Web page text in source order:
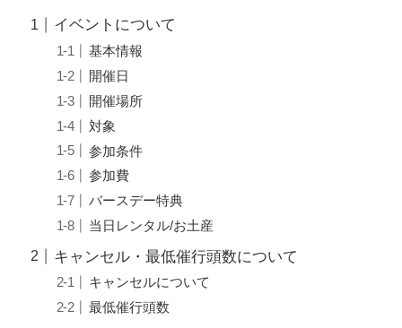
イベントについて
基本情報
開催日
開催場所
対象
参加条件
参加費
バースデー特典
当日レンタル/お土産
キャンセル・最低催行頭数について
キャンセルについて
最低催行頭数